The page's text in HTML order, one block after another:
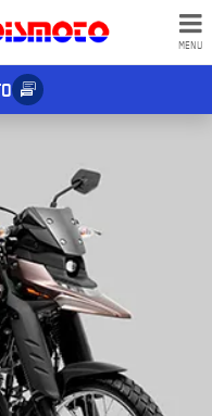
MENU